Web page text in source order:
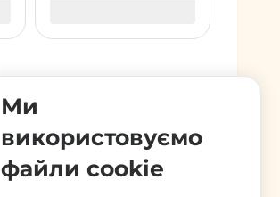
Ми
використовуємо
файли cookie